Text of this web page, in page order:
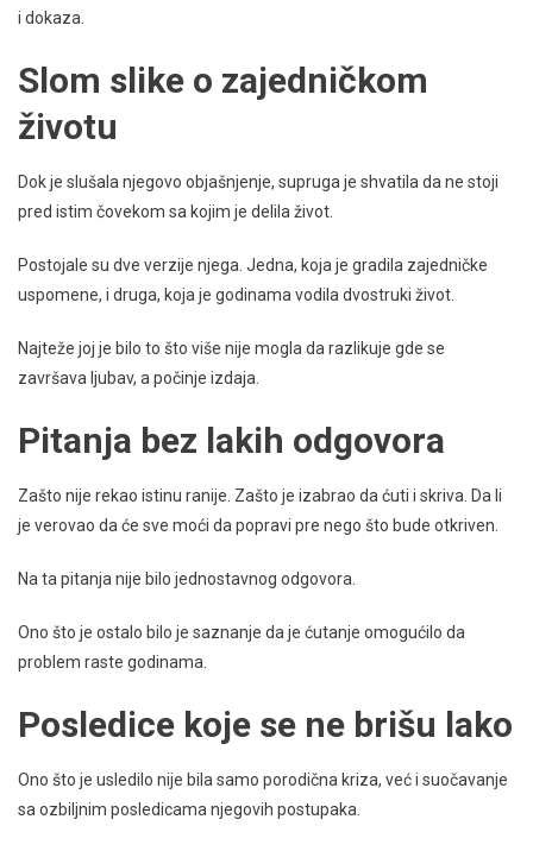
i dokaza.
Slom slike o zajedničkom
životu
Dok je slušala njegovo objašnjenje, supruga je shvatila da ne stoji
pred istim čovekom sa kojim je delila život.
Postojale su dve verzije njega. Jedna, koja je gradila zajedničke
uspomene, i druga, koja je godinama vodila dvostruki život.
Najteže joj je bilo to što više nije mogla da razlikuje gde se
završava ljubav, a počinje izdaja.
Pitanja bez lakih odgovora
Zašto nije rekao istinu ranije. Zašto je izabrao da ćuti i skriva. Da li
je verovao da će sve moći da popravi pre nego što bude otkriven.
Na ta pitanja nije bilo jednostavnog odgovora.
Ono što je ostalo bilo je saznanje da je ćutanje omogućilo da
problem raste godinama.
Posledice koje se ne brišu lako
Ono što je usledilo nije bila samo porodična kriza, već i suočavanje
sa ozbiljnim posledicama njegovih postupaka.